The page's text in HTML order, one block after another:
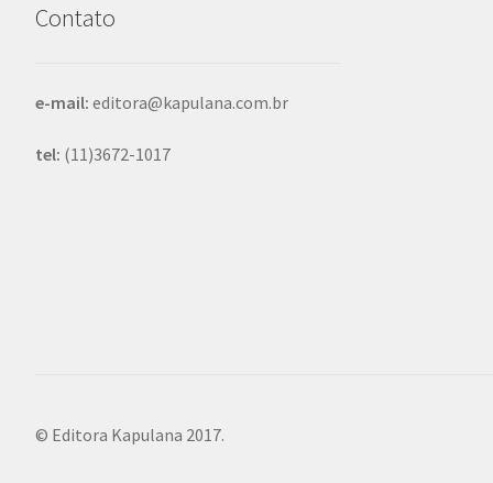
Contato
e-mail: editora@kapulana.com.br
tel: (11)3672-1017
© Editora Kapulana 2017.